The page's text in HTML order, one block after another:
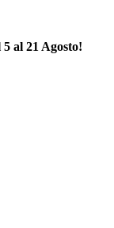
al 21 Agosto!